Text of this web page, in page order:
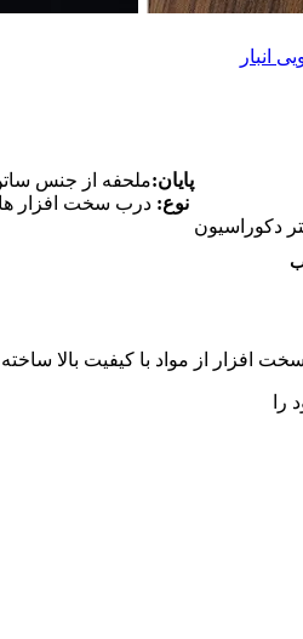
پایان:ملحفه از جنس
نوع: درب سخت افزار
دکوراسیون
افزار از مواد با کیفیت بالا